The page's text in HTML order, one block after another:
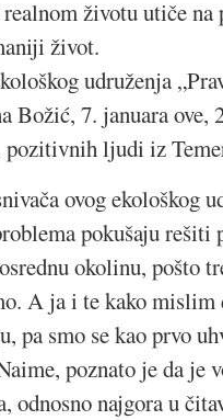
životu utiče na
život.
udruženja
Božić, 7. januara ove,
pozitivnih ljudi iz
ovog ekološkog
pokušaju rešiti
okolinu, pošto
A ja i te kako mislim
pa smo se kao prvo
poznato je da je
odnosno najgora u